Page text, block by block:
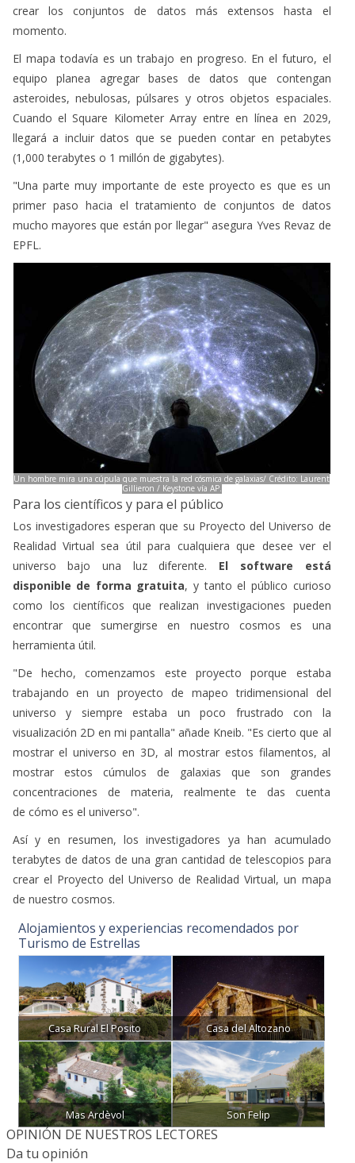
crear los conjuntos de datos más extensos hasta el
momento.
El mapa todavía es un trabajo en progreso. En el futuro, el
equipo planea agregar bases de datos que contengan
asteroides, nebulosas, púlsares y otros objetos espaciales.
Cuando el Square Kilometer Array entre en línea en 2029,
llegará a incluir datos que se pueden contar en petabytes
(1,000 terabytes o 1 millón de gigabytes).
"Una parte muy importante de este proyecto es que es un
primer paso hacia el tratamiento de conjuntos de datos
mucho mayores que están por llegar" asegura Yves Revaz de
EPFL.
Un hombre mira una cúpula que muestra la red cósmica de galaxias/ Crédito: Laurent
Gillieron / Keystone vía AP.
Para los científicos y para el público
Los investigadores esperan que su Proyecto del Universo de
Realidad Virtual sea útil para cualquiera que desee ver el
universo bajo una luz diferente. El software está
disponible de forma gratuita, y tanto el público curioso
como los científicos que realizan investigaciones pueden
encontrar que sumergirse en nuestro cosmos es una
herramienta útil.
"De hecho, comenzamos este proyecto porque estaba
trabajando en un proyecto de mapeo tridimensional del
universo y siempre estaba un poco frustrado con la
visualización 2D en mi pantalla" añade Kneib. "Es cierto que al
mostrar el universo en 3D, al mostrar estos filamentos, al
mostrar estos cúmulos de galaxias que son grandes
concentraciones de materia, realmente te das cuenta
de cómo es el universo".
Así y en resumen, los investigadores ya han acumulado
terabytes de datos de una gran cantidad de telescopios para
crear el Proyecto del Universo de Realidad Virtual, un mapa
de nuestro cosmos.
Alojamientos y experiencias recomendados por
Turismo de Estrellas
Casa Rural El Posito Casa del Altozano
Mas Ardèvol Son Felip
OPINIÓN DE NUESTROS LECTORES
Da tu opinión